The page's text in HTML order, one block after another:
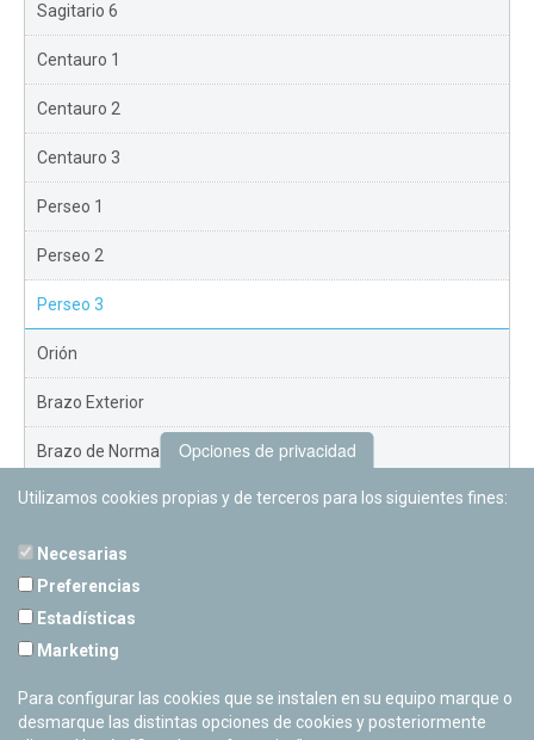
Sagitario 6
Centauro 1
Centauro 2
Centauro 3
Perseo 1
Perseo 2
Perseo 3
Orión
Brazo Exterior
Brazo de Norma
Nuevo Exterior
Cerrado Temporalmente
Opciones de privacidad
Utilizamos cookies propias y de terceros para los siguientes fines:
Necesarias
Preferencias
Estadísticas
Marketing
Para configurar las cookies que se instalen en su equipo marque o
desmarque las distintas opciones de cookies y posteriormente